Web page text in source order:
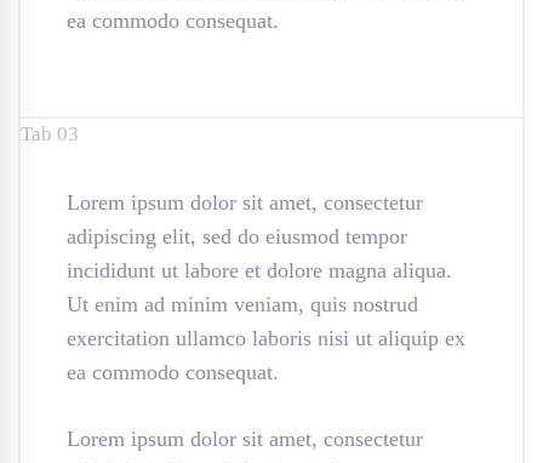
ea commodo consequat.
Tab 03
Lorem ipsum dolor sit amet, consectetur
adipiscing elit, sed do eiusmod tempor
incididunt ut labore et dolore magna aliqua.
Ut enim ad minim veniam, quis nostrud
exercitation ullamco laboris nisi ut aliquip ex
ea commodo consequat.
Lorem ipsum dolor sit amet, consectetur